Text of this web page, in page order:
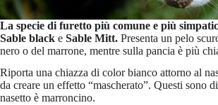
La specie di furetto più comune e più
Sable black e Sable Mitt. Presenta un pelo
nero o del marrone, mentre sulla pancia è più
Riporta una chiazza di color bianco attorno al
da creare un effetto “mascherato”. Questi sono
nasetto è marroncino.